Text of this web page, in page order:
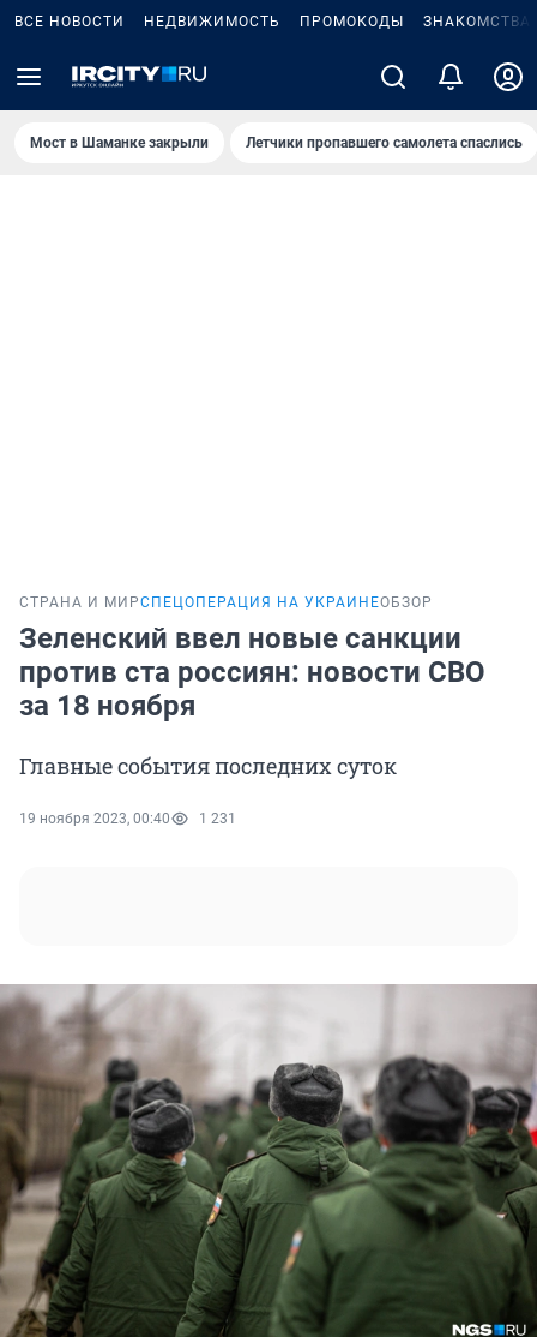
ВСЕ НОВОСТИ НЕДВИЖИМОСТЬ ПРОМОКОДЫ ЗНАКОМСТВА
Мост в Шаманке закрыли Летчики пропавшего самолета спаслись
СТРАНА И МИРСПЕЦОПЕРАЦИЯ НА УКРАИНЕОБЗОР
Зеленский ввел новые санкции
против ста россиян: новости СВО
за 18 ноября
Главные события последних суток
19 ноября 2023, 00:40 1 231